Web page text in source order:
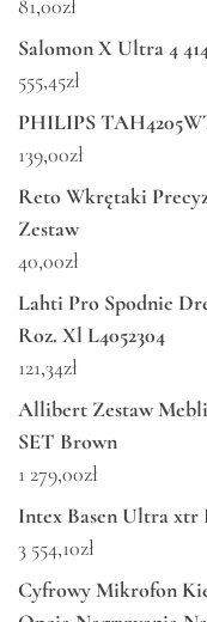
81,00zł
Salomon X Ultra 4
555,45zł
PHILIPS
139,00zł
Reto Wkrętaki
Zestaw
40,00zł
Lahti Pro Spodnie
Roz. Xl L4052304
121,34zł
Allibert Zestaw
SET Brown
1 279,00zł
Intex Basen Ultra xtr
3 554,10zł
Cyfrowy Mikrofon